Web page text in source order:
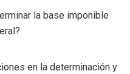
la base imponible
en la determinación y